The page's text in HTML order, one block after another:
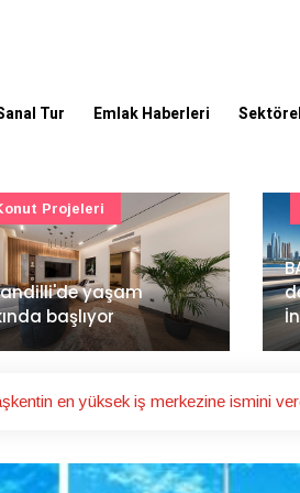
Tur Emlak Haberleri
ilk yüksek hızlı
projesine Kalyon
imzası
en yüksek iş merkezine ismini